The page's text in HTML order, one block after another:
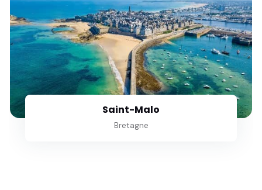
Saint-Malo
Bretagne